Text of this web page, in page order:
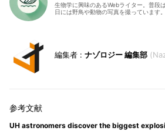
生物学に興味のあるWebライター。普段
日には野鳥や動物の写真を撮っています。
ナゾロジー 編集部
UH astronomers discover the biggest